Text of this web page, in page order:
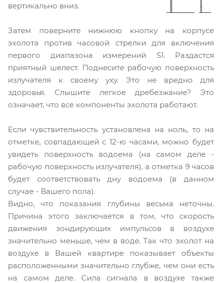
вертикально вниз.
Затем поверните нижнюю кнопку на корпусе
эхолота против часовой стрелки для включения
первого диапазона измерений S1. Раздастся
приятный шелест. Поднесите рабочую поверхность
излучателя к своему уху. Это не вредно для
здоровья. Слышите легкое дребезжание? Это
означает, что все компоненты эхолота работают.
Если чувствительность установлена на ноль, то на
отметке, совпадающей с 12-ю часами, можно будет
увидеть поверхность водоема (на самом деле -
рабочую поверхность излучателя), а отметка 9 часов
будет соответствовать дну водоема (в данном
случае - Вашего пола).
Видно, что показания глубины весьма неточны.
Причина этого заключается в том, что скорость
движения зондирующих импульсов в воздухе
значительно меньше, чем в воде. Так что эхолот на
воздухе в Вашей квартире показывает объекты
расположенными значительно глубже, чем они есть
на самом деле. Сила сигнала в воздухе также